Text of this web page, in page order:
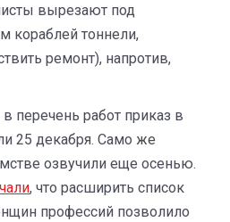
вырезают под
тоннели,
ремонт), напротив,
перечень работ приказ в
25 декабря. Само же
озвучили еще осенью.
, что расширить список
профессий позволило